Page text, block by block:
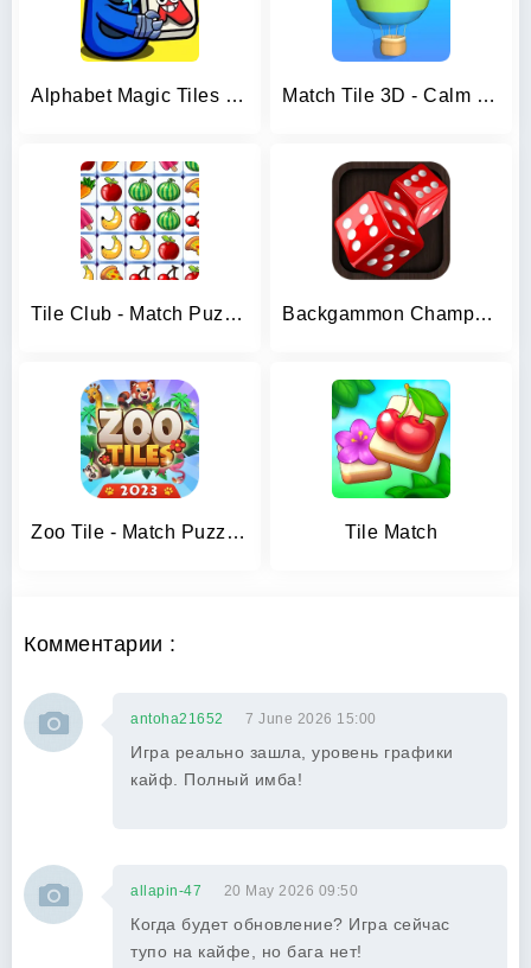
Alphabet Magic Tiles Match 3D Match Tile 3D - Calm Matching
Tile Club - Match Puzzle Game Backgammon Champs - Board Game
Zoo Tile - Match Puzzle Game Tile Match
Комментарии :
antoha21652 7 June 2026 15:00
Игра реально зашла, уровень графики
кайф. Полный имба!
allapin-47 20 May 2026 09:50
Когда будет обновление? Игра сейчас
тупо на кайфе, но бага нет!